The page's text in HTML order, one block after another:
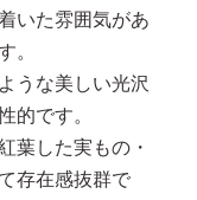
いた雰囲気があ
。
うな美しい光沢
的です。
葉した実もの・
存在感抜群で